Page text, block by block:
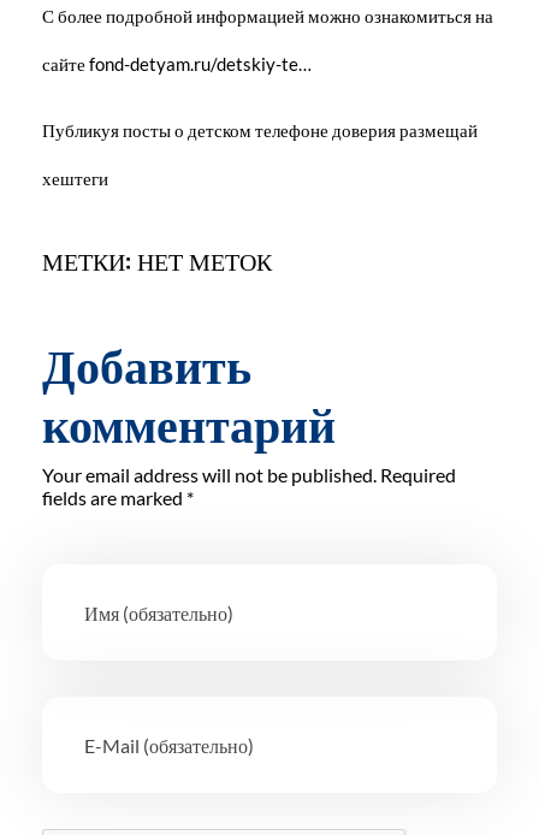
С более подробной информацией можно ознакомиться на
сайте fond-detyam.ru/detskiy-te…
Публикуя посты о детском телефоне доверия размещай
хештеги
МЕТКИ: НЕТ МЕТОК
Добавить
комментарий
Your email address will not be published. Required
fields are marked *